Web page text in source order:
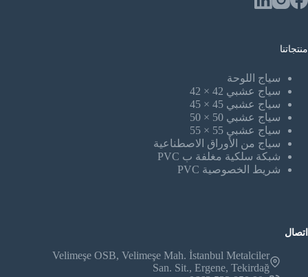
منتجاتنا
سياج اللوحة
سياج عشبي 42 × 42
سياج عشبي 45 × 45
سياج عشبي 50 × 50
سياج عشبي 55 × 55
سياج من الأوراق الاصطناعية
شبكة سلكية مغلفة ب PVC
شريط الخصوصية PVC
اتصال
Velimeşe OSB, Velimeşe Mah. İstanbul Metalciler
San. Sit., Ergene, Tekirdağ